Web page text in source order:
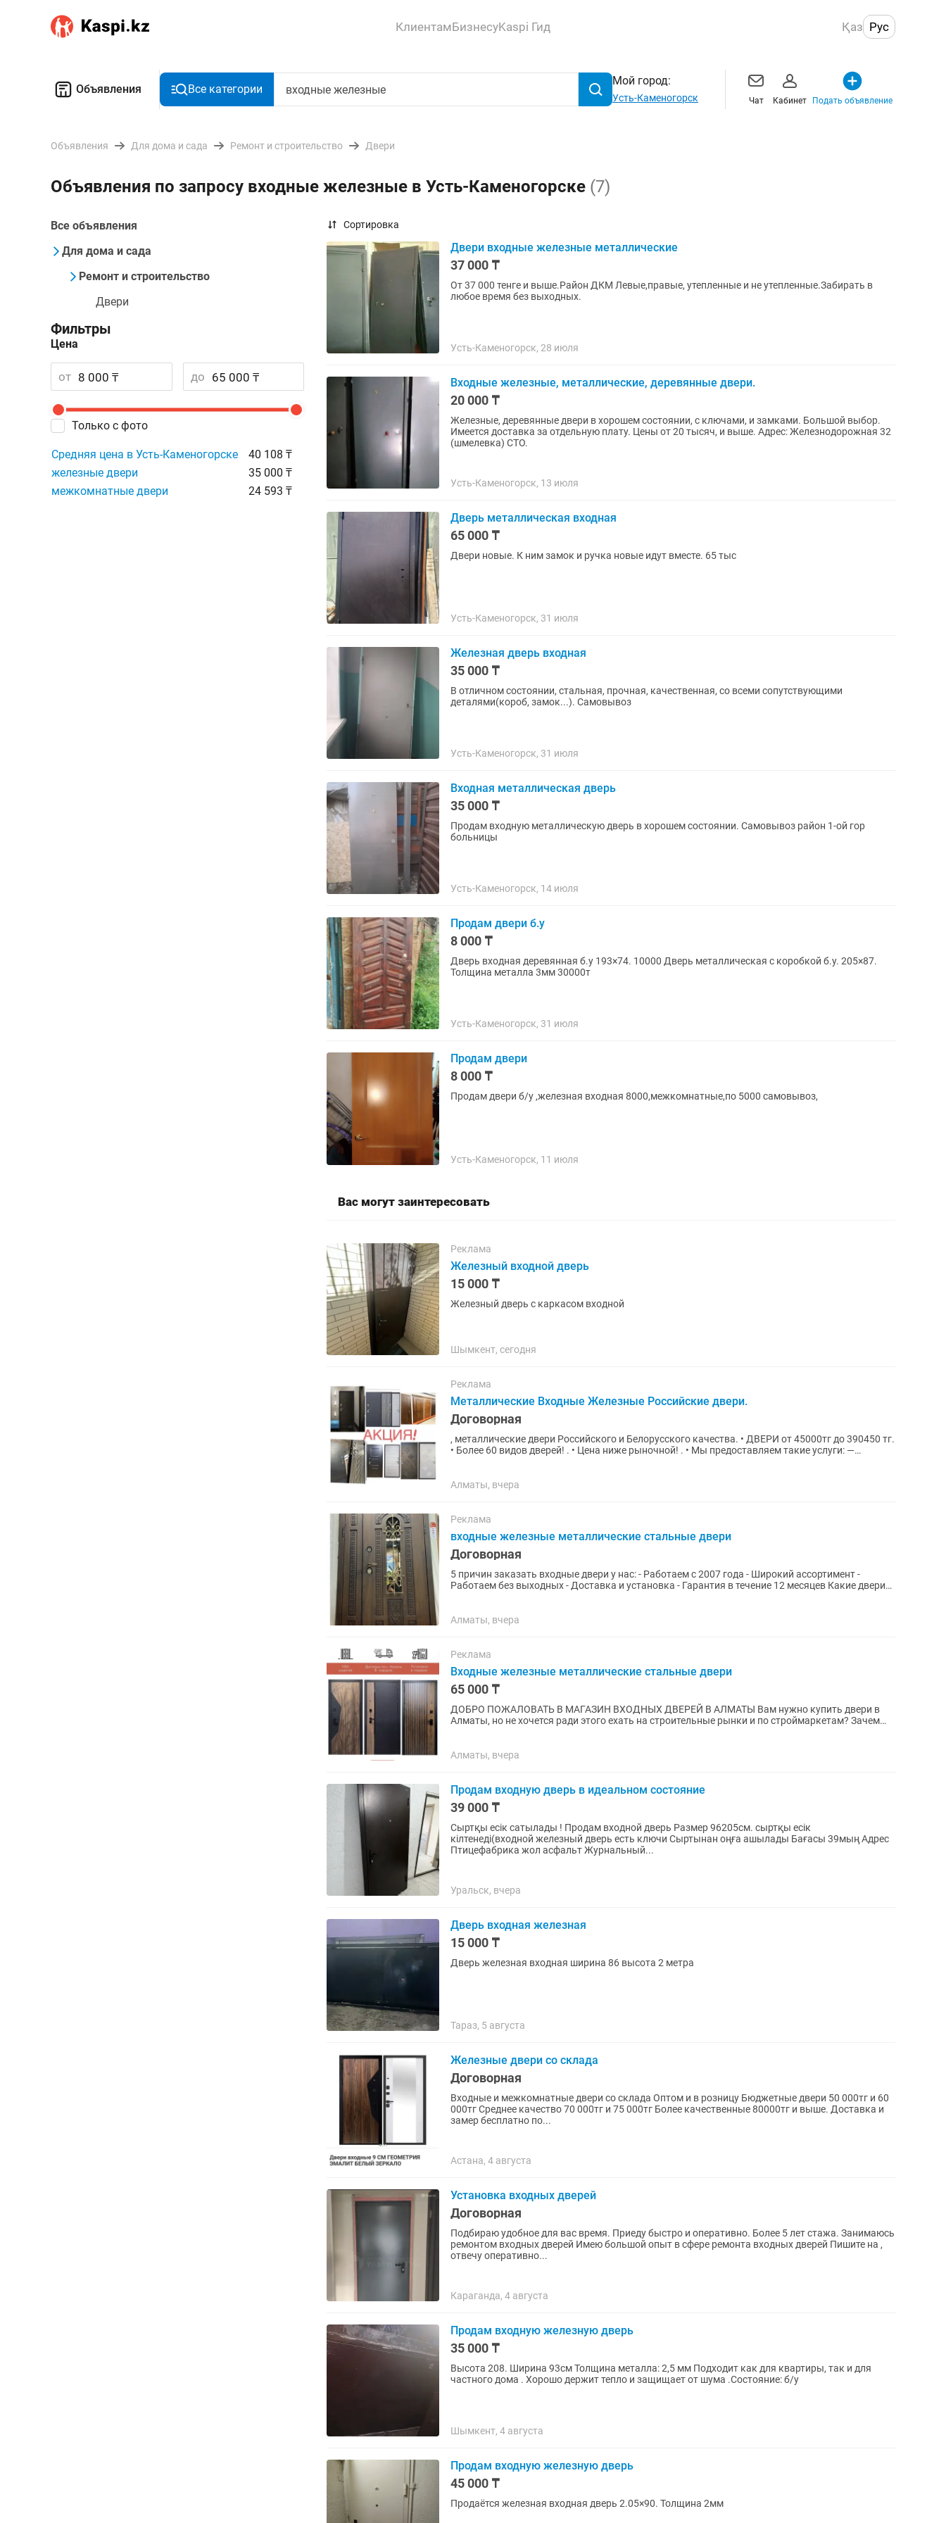
КлиентамБизнесуKaspi Гид Қаз Рус
Объявления Все категории
Мой город:
Усть-Каменогорск Чат Кабинет Подать объявление
Объявления Для дома и сада Ремонт и строительство Двери
Объявления по запросу входные железные в Усть-Каменогорске (7)
Все объявления
Для дома и сада
Ремонт и строительство
Двери
Фильтры
Цена
от до
Только с фото
Средняя цена в Усть-Каменогорске
40 108 ₸
железные двери
35 000 ₸
межкомнатные двери
24 593 ₸
Сортировка
Двери входные железные металлические
37 000 ₸
От 37 000 тенге и выше.Район ДКМ Левые,правые, утепленные и не утепленные.Забирать в
любое время без выходных.
Усть-Каменогорск, 28 июля
Входные железные, металлические, деревянные двери.
20 000 ₸
Железные, деревянные двери в хорошем состоянии, с ключами, и замками. Большой выбор.
Имеется доставка за отдельную плату. Цены от 20 тысяч, и выше. Адрес: Железнодорожная 32
(шмелевка) СТО.
Усть-Каменогорск, 13 июля
Дверь металлическая входная
65 000 ₸
Двери новые. К ним замок и ручка новые идут вместе. 65 тыс
Усть-Каменогорск, 31 июля
Железная дверь входная
35 000 ₸
В отличном состоянии, стальная, прочная, качественная, со всеми сопутствующими
деталями(короб, замок...). Самовывоз
Усть-Каменогорск, 31 июля
Входная металлическая дверь
35 000 ₸
Продам входную металлическую дверь в хорошем состоянии. Самовывоз район 1-ой гор
больницы
Усть-Каменогорск, 14 июля
Продам двери б.у
8 000 ₸
Дверь входная деревянная б.у 193×74. 10000 Дверь металлическая с коробкой б.у. 205×87.
Толщина металла 3мм 30000т
Усть-Каменогорск, 31 июля
Продам двери
8 000 ₸
Продам двери б/у ,железная входная 8000,межкомнатные,по 5000 самовывоз,
Усть-Каменогорск, 11 июля
Вас могут заинтересовать
Реклама
Железный входной дверь
15 000 ₸
Железный дверь с каркасом входной
Шымкент, сегодня
Реклама
Металлические Входные Железные Российские двери.
Договорная
, металлические двери Российского и Белорусского качества. • ДВЕРИ от 45000тг до 390450 тг.
• Более 60 видов дверей! . • Цена ниже рыночной! . • Мы предоставляем такие услуги: —
Алматы, вчера
Реклама
входные железные металлические стальные двери
Договорная
5 причин заказать входные двери у нас: - Работаем с 2007 года - Широкий ассортимент -
Работаем без выходных - Доставка и установка - Гарантия в течение 12 месяцев Какие двери
Алматы, вчера
Реклама
Входные железные металлические стальные двери
65 000 ₸
ДОБРО ПОЖАЛОВАТЬ В МАГАЗИН ВХОДНЫХ ДВЕРЕЙ В АЛМАТЫ Вам нужно купить двери в
Алматы, но не хочется ради этого ехать на строительные рынки и по строймаркетам? Зачем
Алматы, вчера
Продам входную дверь в идеальном состояние
39 000 ₸
Сыртқы есік сатылады ! Продам входной дверь Размер 96205см. сыртқы есік
кілтенеді(входной железный дверь есть ключи Сыртынан оңға ашылады Бағасы 39мың Адрес
Птицефабрика жол асфальт Журнальный...
Уральск, вчера
Дверь входная железная
15 000 ₸
Дверь железная входная ширина 86 высота 2 метра
Тараз, 5 августа
Железные двери со склада
Договорная
Входные и межкомнатные двери со склада Оптом и в розницу Бюджетные двери 50 000тг и 60
000тг Среднее качество 70 000тг и 75 000тг Более качественные 80000тг и выше. Доставка и
замер бесплатно по...
Астана, 4 августа
Установка входных дверей
Договорная
Подбираю удобное для вас время. Приеду быстро и оперативно. Более 5 лет стажа. Занимаюсь
ремонтом входных дверей Имею большой опыт в сфере ремонта входных дверей Пишите на ,
отвечу оперативно...
Караганда, 4 августа
Продам входную железную дверь
35 000 ₸
Высота 208. Ширина 93см Толщина металла: 2,5 мм Подходит как для квартиры, так и для
частного дома . Хорошо держит тепло и защищает от шума .Состояние: б/у
Шымкент, 4 августа
Продам входную железную дверь
45 000 ₸
Продаётся железная входная дверь 2.05×90. Толщина 2мм